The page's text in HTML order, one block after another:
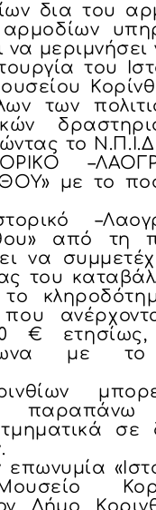
δια του
μεριμνήσει
του
των
το
με το
από τη
να
του
που
€
με
παραπάνω
σε